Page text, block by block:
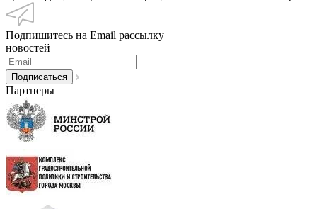
Подпишитесь на Email рассылку
новостей
Партнеры